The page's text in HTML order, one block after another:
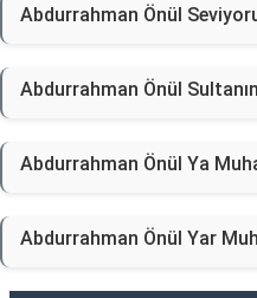
Abdurrahman Önül
Abdurrahman Önül
Abdurrahman Önül Ya
Abdurrahman Önül Yar